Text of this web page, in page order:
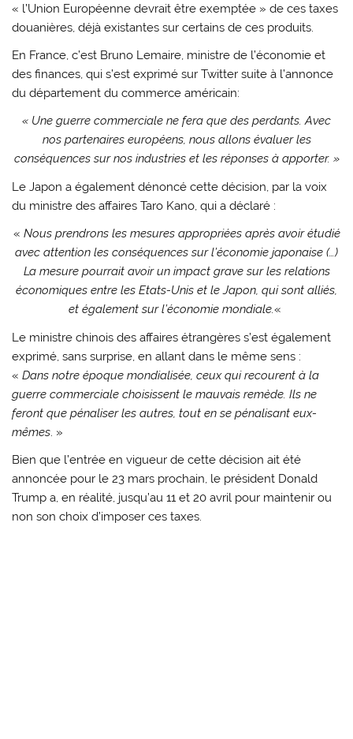
« l’Union Européenne devrait être exemptée » de ces taxes
douanières, déjà existantes sur certains de ces produits.
En France, c’est Bruno Lemaire, ministre de l’économie et
des finances, qui s’est exprimé sur Twitter suite à l’annonce
du département du commerce américain:
« Une guerre commerciale ne fera que des perdants. Avec
nos partenaires européens, nous allons évaluer les
conséquences sur nos industries et les réponses à apporter. »
Le Japon a également dénoncé cette décision, par la voix
du ministre des affaires Taro Kano, qui a déclaré :
« Nous prendrons les mesures appropriées après avoir étudié
avec attention les conséquences sur l’économie japonaise (…)
La mesure pourrait avoir un impact grave sur les relations
économiques entre les Etats-Unis et le Japon, qui sont alliés,
et également sur l’économie mondiale.«
Le ministre chinois des affaires étrangères s’est également
exprimé, sans surprise, en allant dans le même sens :
«Dans notre époque mondialisée, ceux qui recourent à la
guerre commerciale choisissent le mauvais remède. Ils ne
feront que pénaliser les autres, tout en se pénalisant eux-
mêmes . »
Bien que l’entrée en vigueur de cette décision ait été
annoncée pour le 23 mars prochain, le président Donald
Trump a, en réalité, jusqu’au 11 et 20 avril pour maintenir ou
non son choix d’imposer ces taxes.